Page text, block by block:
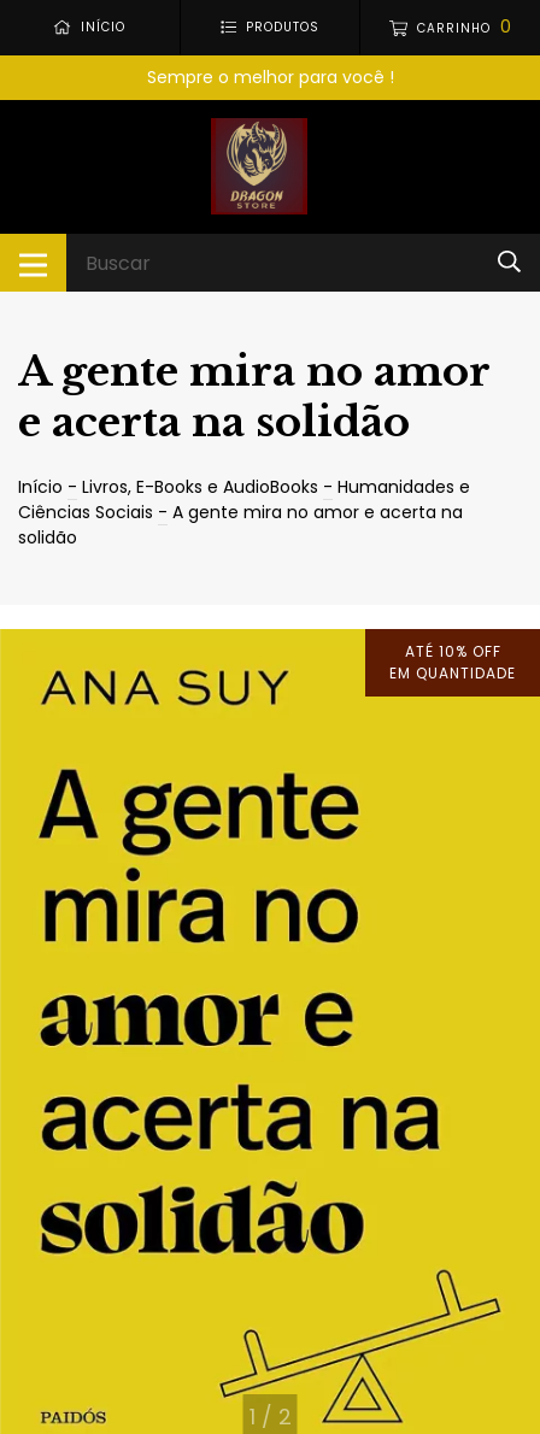
INÍCIO PRODUTOS CARRINHO 0
Sempre o melhor para você !
A gente mira no amor
e acerta na solidão
Início - Livros, E-Books e AudioBooks - Humanidades e
Ciências Sociais - A gente mira no amor e acerta na
solidão
ATÉ 10% OFF
EM QUANTIDADE
1 / 2